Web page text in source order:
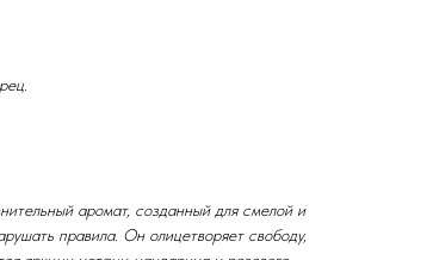
аромат, созданный для смелой и
правила. Он олицетворяет свободу,